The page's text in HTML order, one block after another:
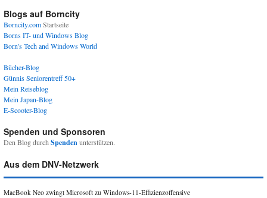
Blogs auf Borncity
Borncity.comStartseite
Borns IT- und Windows Blog
Born's Tech and Windows World
Bücher-Blog
Günnis Seniorentreff 50+
Mein Reiseblog
Mein Japan-Blog
E-Scooter-Blog
Spenden und Sponsoren
Den Blog durchSpendenunterstützen.
Aus dem DNV-Netzwerk
MacBook Neo zwingt Microsoft zu Windows-11-Effizienzoffensive